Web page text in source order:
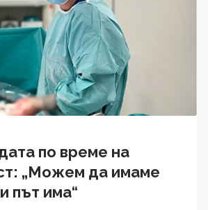
по време на
„Можем да имаме
път има“